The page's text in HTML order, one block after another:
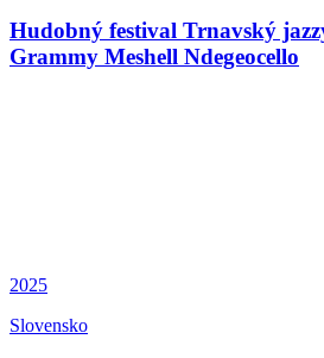
Hudobný festival Trnavský
Grammy Meshell Ndegeocello
2025
Slovensko